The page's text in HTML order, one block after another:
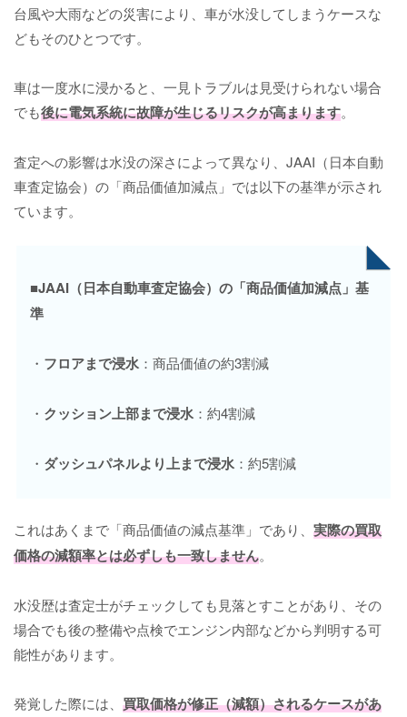
台風や大雨などの災害により、車が水没してしまうケースな
どもそのひとつです。
車は一度水に浸かると、一見トラブルは見受けられない場合
でも後に電気系統に故障が生じるリスクが高まります。
査定への影響は水没の深さによって異なり、JAAI（日本自動
車査定協会）の「商品価値加減点」では以下の基準が示され
ています。
■JAAI（日本自動車査定協会）の「商品価値加減点」基
準
・ フロアまで浸水：商品価値の約3割減
・ クッション上部まで浸水：約4割減
・ ダッシュパネルより上まで浸水：約5割減
これはあくまで「商品価値の減点基準」であり、 実際の買取
価格の減額率とは必ずしも一致しません。
水没歴は査定士がチェックしても見落とすことがあり、その
場合でも後の整備や点検でエンジン内部などから判明する可
能性があります。
発覚した際には、 買取価格が修正（減額）されるケースがあ